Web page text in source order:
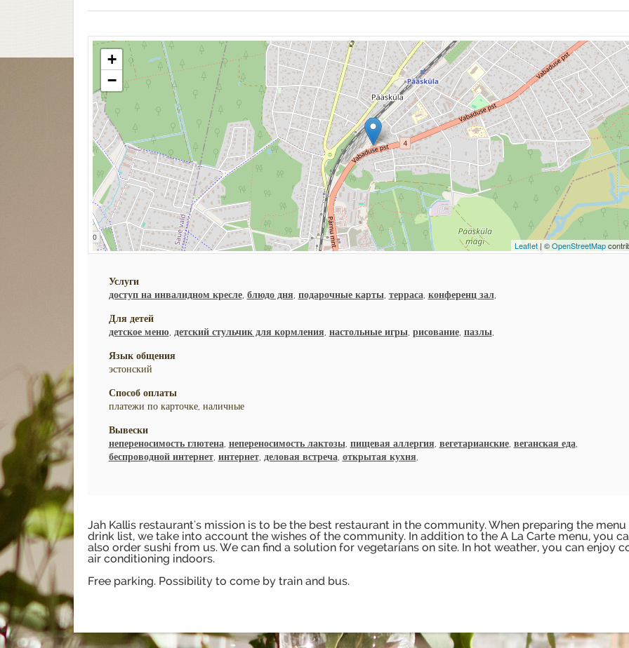
+
−
Leaflet| ©OpenStreetMap
Услуги
доступ на инвалидном кресле, блюдо дня, подарочные карты, терраса, конференц зал,
Для детей
детское меню, детский стульчик для кормления, настольные игры, рисование, пазлы,
Язык общения
эстонский
Способ оплаты
платежи по карточке, наличные
Вывески
непереносимость глютена, непереносимость лактозы, пищевая аллергия, вегетарианские, веганская еда,
беспроводной интернет, интернет, деловая встреча, открытая кухня,
Jah Kallis restaurant's mission is to be the best restaurant in the community. When preparing the menu
drink list, we take into account the wishes of the community. In addition to the A La Carte menu, you
also order sushi from us. We can find a solution for vegetarians on site. In hot weather, you can enjoy
air conditioning indoors.
Free parking. Possibility to come by train and bus.